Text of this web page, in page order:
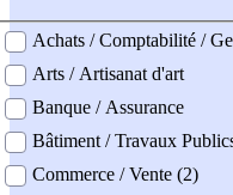
professionel
Achats / Comptabilité /
Arts / Artisanat d'art
Banque / Assurance
Bâtiment / Travaux
Commerce / Vente (2)